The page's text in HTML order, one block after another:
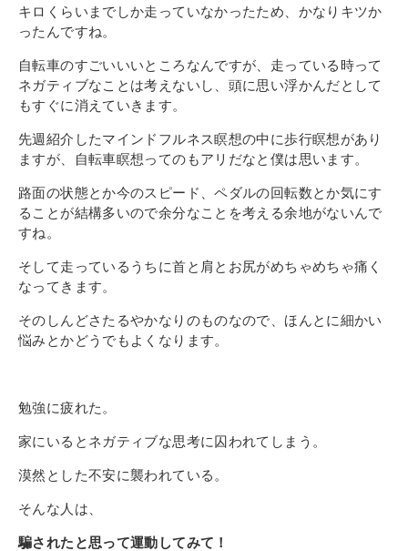
キロくらいまでしか走っていなかったため、かなりキツか
ったんですね。
自転車のすごいいいところなんですが、走っている時って
ネガティブなことは考えないし、頭に思い浮かんだとして
もすぐに消えていきます。
先週紹介したマインドフルネス瞑想の中に歩行瞑想があり
ますが、自転車瞑想ってのもアリだなと僕は思います。
路面の状態とか今のスピード、ペダルの回転数とか気にす
ることが結構多いので余分なことを考える余地がないんで
すね。
そして走っているうちに首と肩とお尻がめちゃめちゃ痛く
なってきます。
そのしんどさたるやかなりのものなので、ほんとに細かい
悩みとかどうでもよくなります。
勉強に疲れた。
家にいるとネガティブな思考に囚われてしまう。
漠然とした不安に襲われている。
そんな人は、
騙されたと思って運動してみて！